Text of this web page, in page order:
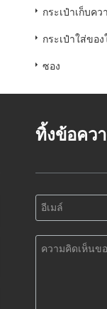
กระเป๋าเก็บคว
กระเป๋าใส่ขอ
ซอง
ทิ้งข้อคว